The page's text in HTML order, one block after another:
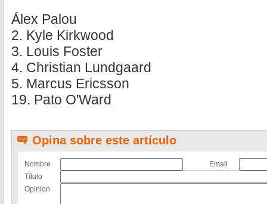
Álex Palou
2. Kyle Kirkwood
3. Louis Foster
4. Christian Lundgaard
5. Marcus Ericsson
19. Pato O'Ward
Opina sobre este artículo
Nombre
Email
Título
Opinion